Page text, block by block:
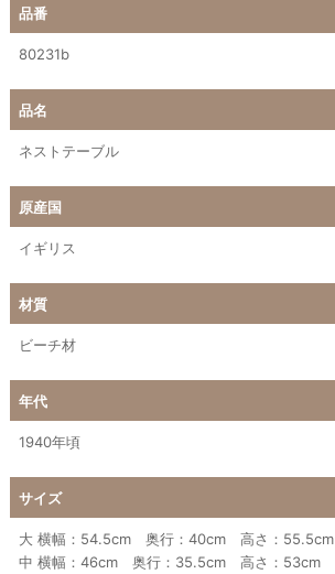
品番
80231b
品名
ネストテーブル
原産国
イギリス
材質
ビーチ材
年代
1940年頃
サイズ
大 横幅：54.5cm 奥行：40cm 高さ：55.5cm
中 横幅：46cm 奥行：35.5cm 高さ：53cm